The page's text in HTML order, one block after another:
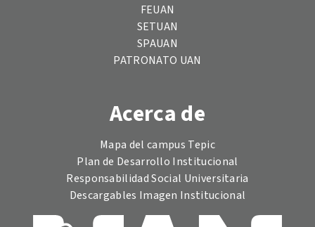
FEUAN
SETUAN
SPAUAN
PATRONATO UAN
Acerca de
Mapa del campus Tepic
Plan de Desarrollo Institucional
Responsabilidad Social Universitaria
Descargables Imagen Institucional